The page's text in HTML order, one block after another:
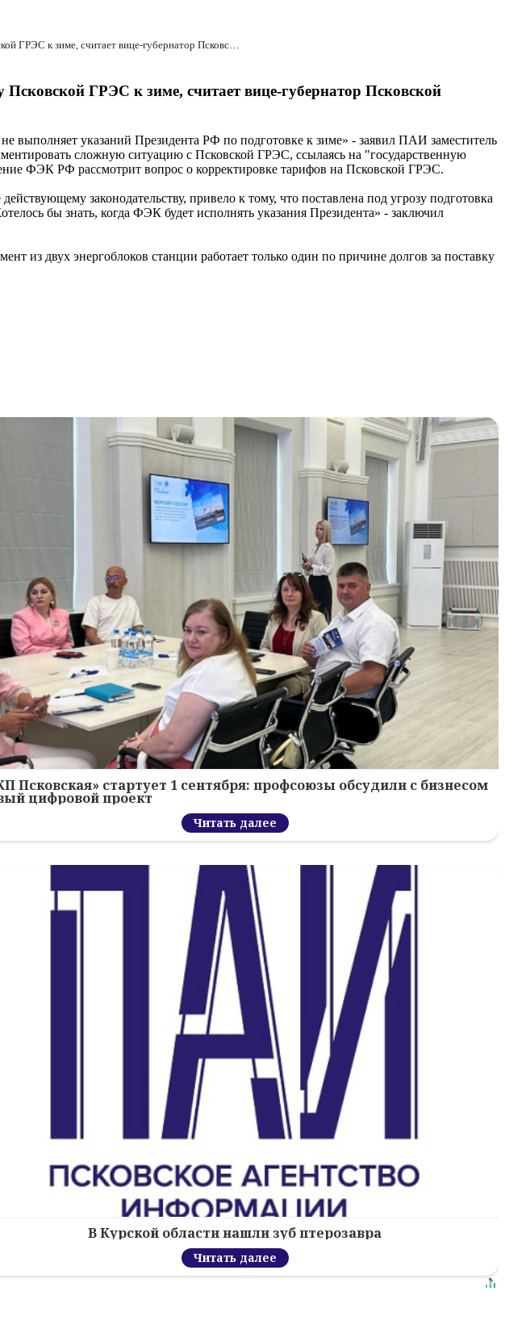
Бездействие Федеральной энергетической комиссии ставит под угрозу подготовку Псковской ГРЭС к зиме, считает вице-губернатор Псковской области.
Псковской ГРЭС к зиме, считает вице-губернатор Псковской
выполняет указаний Президента РФ по подготовке к зиме» - заявил ПАИ заместитель
сложную ситуацию с Псковской ГРЭС, ссылаясь на "государственную
ФЭК РФ рассмотрит вопрос о корректировке тарифов на Псковской ГРЭС.
законодательству, привело к тому, что поставлена под угрозу подготовка
бы знать, когда ФЭК будет исполнять указания Президента» - заключил
из двух энергоблоков станции работает только один по причине долгов за поставку
Псковская» стартует 1 сентября: профсоюзы обсудили с бизнесом
цифровой проект
Читать далее
В Курской области нашли зуб птерозавра
Читать далее